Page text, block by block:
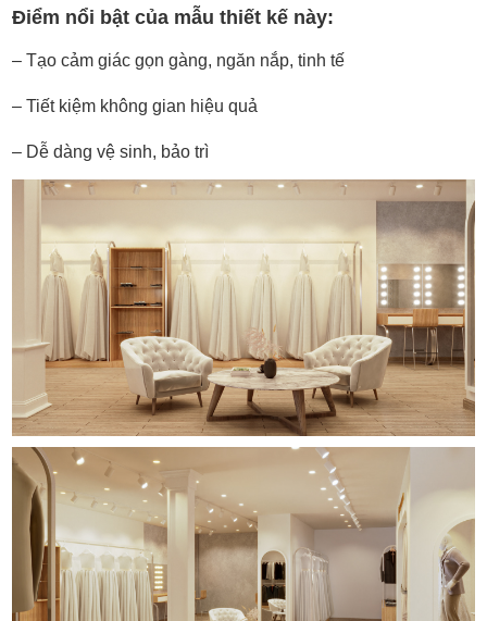
Điểm nổi bật của mẫu thiết kế này:
– Tạo cảm giác gọn gàng, ngăn nắp, tinh tế
– Tiết kiệm không gian hiệu quả
– Dễ dàng vệ sinh, bảo trì